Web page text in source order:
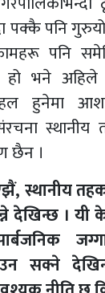
पक्कै पनि
पनि
हो भने
हुनेमा
स्थानीय
छैन ।
स्थानीय
देखिन्छ । यी
सक्ने